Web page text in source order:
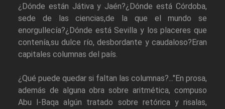
¿Dónde están Játiva y Jaén?¿Dónde está Córdoba,
sede de las ciencias,de la que el mundo se
enorgullecía?¿Dónde está Sevilla y los placeres que
contenía,su dulce río, desbordante y caudaloso?Eran
capitales columnas del país.
¿Qué puede quedar si faltan las columnas?..."En prosa,
además de alguna obra sobre aritmética, compuso
Abu l-Baqa algún tratado sobre retórica y risalas,